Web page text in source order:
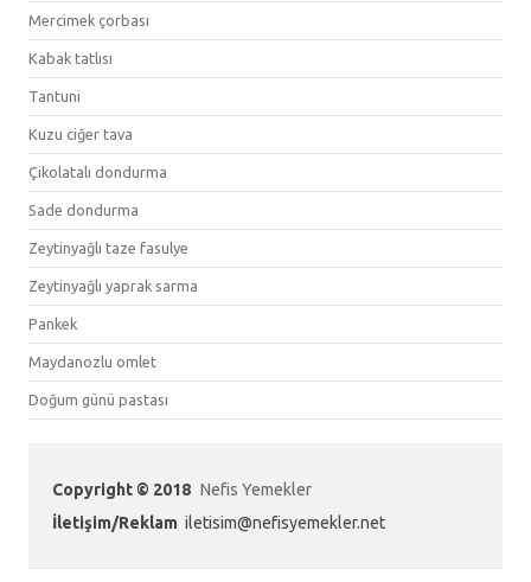
Mercimek çorbası
Kabak tatlısı
Tantuni
Kuzu ciğer tava
Çikolatalı dondurma
Sade dondurma
Zeytinyağlı taze fasulye
Zeytinyağlı yaprak sarma
Pankek
Maydanozlu omlet
Doğum günü pastası
Copyright © 2018 Nefis Yemekler
İletişim/Reklam iletisim@nefisyemekler.net